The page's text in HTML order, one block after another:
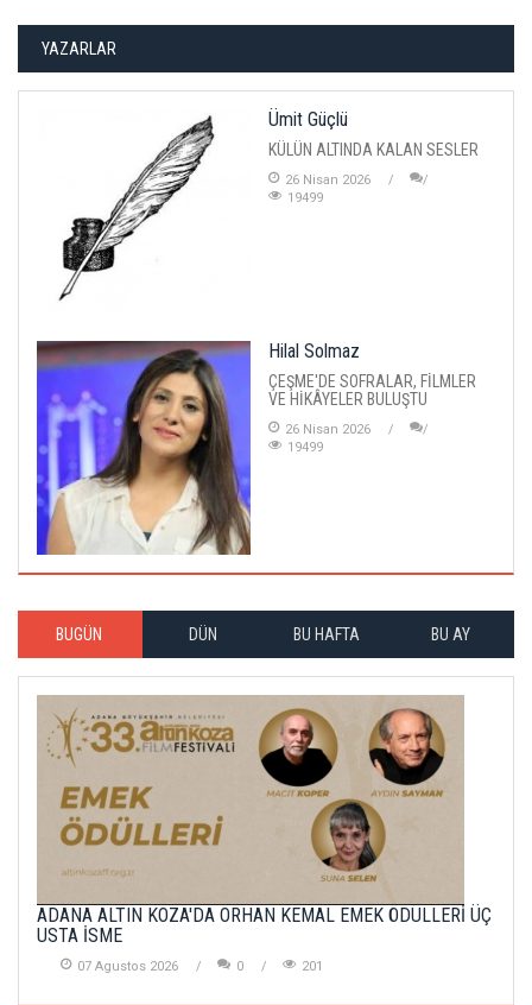
YAZARLAR
Ümit Güçlü
KÜLÜN ALTINDA KALAN SESLER
26 Nisan 2026
19499
Hilal Solmaz
ÇEŞME'DE SOFRALAR, FİLMLER
VE HİKÂYELER BULUŞTU
26 Nisan 2026
19499
BUGÜN DÜN BU HAFTA BU AY
ADANA ALTIN KOZA'DA ORHAN KEMAL EMEK ÖDÜLLERİ ÜÇ
USTA İSME
07 Agustos 2026 0 201